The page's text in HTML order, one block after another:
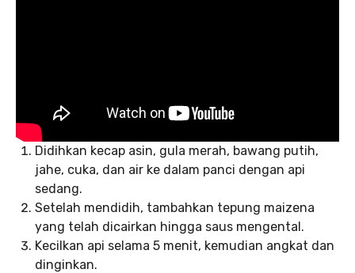
Didihkan kecap asin, gula merah, bawang putih,
jahe, cuka, dan air ke dalam panci dengan api
sedang.
Setelah mendidih, tambahkan tepung maizena
yang telah dicairkan hingga saus mengental.
Kecilkan api selama 5 menit, kemudian angkat dan
dinginkan.